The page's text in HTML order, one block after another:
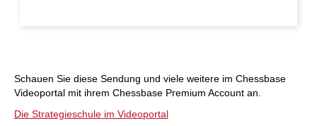
Schauen Sie diese Sendung und viele weitere im Chessbase
Videoportal mit ihrem Chessbase Premium Account an.
Die Strategieschule im Videoportal